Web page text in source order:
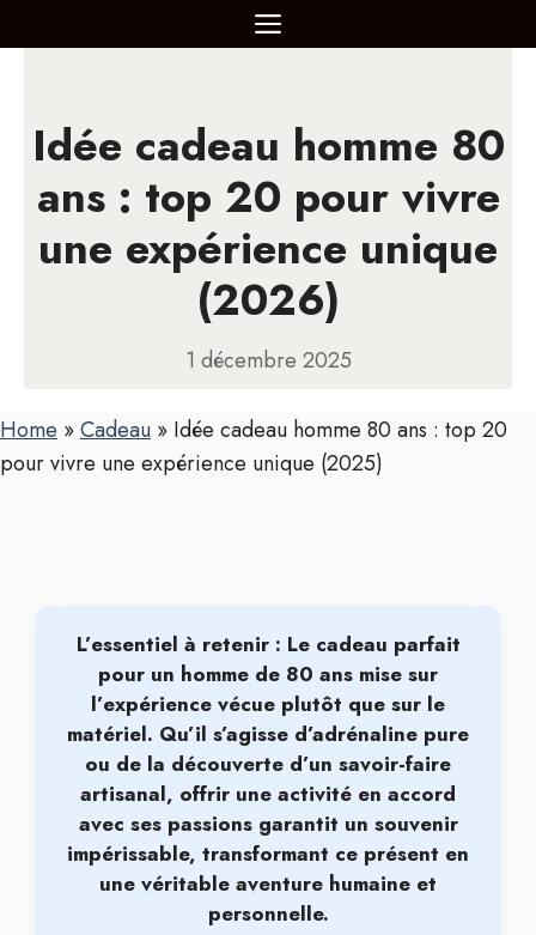
au
MENU
Idée cadeau homme 80
ans : top 20 pour vivre
une expérience unique
(2026)
1 décembre 2025
Home »Cadeau » Idée cadeau homme 80 ans : top 20
pour vivre une expérience unique (2025)
L’essentiel à retenir : Le cadeau parfait
pour un homme de 80 ans mise sur
l’expérience vécue plutôt que sur le
matériel. Qu’il s’agisse d’adrénaline pure
ou de la découverte d’un savoir-faire
artisanal, offrir une activité en accord
avec ses passions garantit un souvenir
impérissable, transformant ce présent en
une véritable aventure humaine et
personnelle.